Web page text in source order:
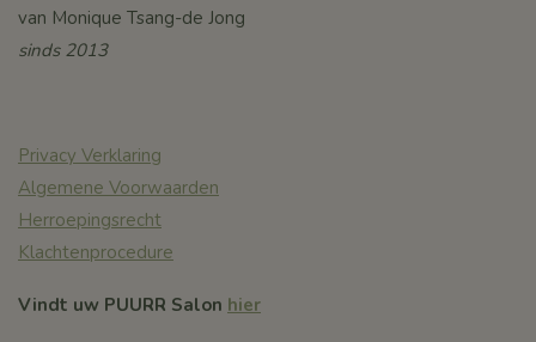
van Monique Tsang-de Jong
sinds 2013
Privacy Verklaring
Algemene Voorwaarden
Herroepingsrecht
Klachtenprocedure
Vindt uw PUURR Salon hier